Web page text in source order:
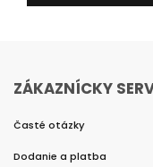
ZÁKAZNÍCKY
Časté otázky
Dodanie a platba